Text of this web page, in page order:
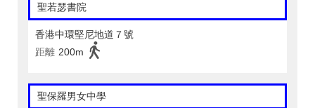
聖若瑟書院
香港中環堅尼地道７號
距離 200m
聖保羅男女中學